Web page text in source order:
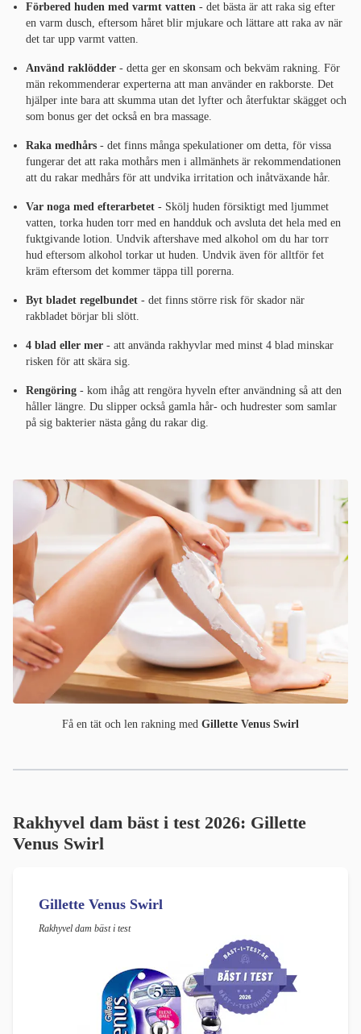
Förbered huden med varmt vatten - det bästa är att raka sig efter
en varm dusch, eftersom håret blir mjukare och lättare att raka av när
det tar upp varmt vatten.
Använd raklödder - detta ger en skonsam och bekväm rakning. För
män rekommenderar experterna att man använder en rakborste. Det
hjälper inte bara att skumma utan det lyfter och återfuktar skägget och
som bonus ger det också en bra massage.
Raka medhårs - det finns många spekulationer om detta, för vissa
fungerar det att raka mothårs men i allmänhets är rekommendationen
att du rakar medhårs för att undvika irritation och inåtväxande hår.
Var noga med efterarbetet - Skölj huden försiktigt med ljummet
vatten, torka huden torr med en handduk och avsluta det hela med en
fuktgivande lotion. Undvik aftershave med alkohol om du har torr
hud eftersom alkohol torkar ut huden. Undvik även för alltför fet
kräm eftersom det kommer täppa till porerna.
Byt bladet regelbundet - det finns större risk för skador när
rakbladet börjar bli slött.
4 blad eller mer - att använda rakhyvlar med minst 4 blad minskar
risken för att skära sig.
Rengöring - kom ihåg att rengöra hyveln efter användning så att den
håller längre. Du slipper också gamla hår- och hudrester som samlar
på sig bakterier nästa gång du rakar dig.
Få en tät och len rakning med Gillette Venus Swirl
Rakhyvel dam bäst i test 2026: Gillette
Venus Swirl
Gillette Venus Swirl
Rakhyvel dam bäst i test